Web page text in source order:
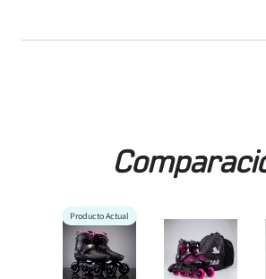
Producto Actual